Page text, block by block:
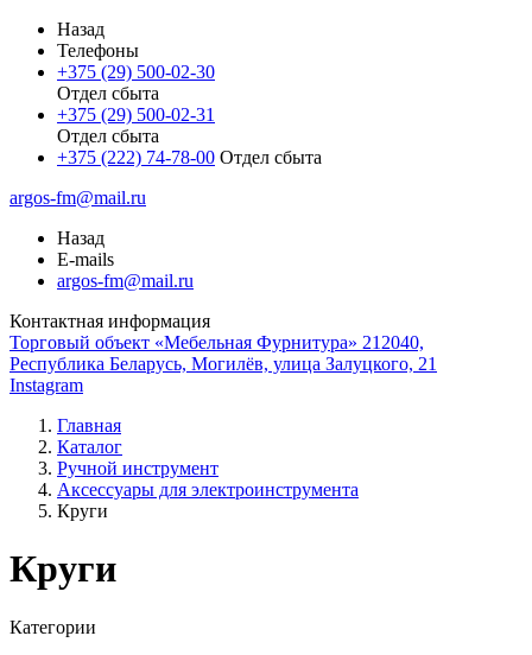
Назад
Телефоны
+375 (29) 500-02-30
Отдел сбыта
+375 (29) 500-02-31
Отдел сбыта
+375 (222) 74-78-00 Отдел сбыта
argos-fm@mail.ru
Назад
E-mails
argos-fm@mail.ru
Контактная информация
Торговый объект «Мебельная Фурнитура» 212040,
Республика Беларусь, Могилёв, улица Залуцкого, 21
Instagram
Главная
Каталог
Ручной инструмент
Аксессуары для электроинструмента
Круги
Круги
Категории